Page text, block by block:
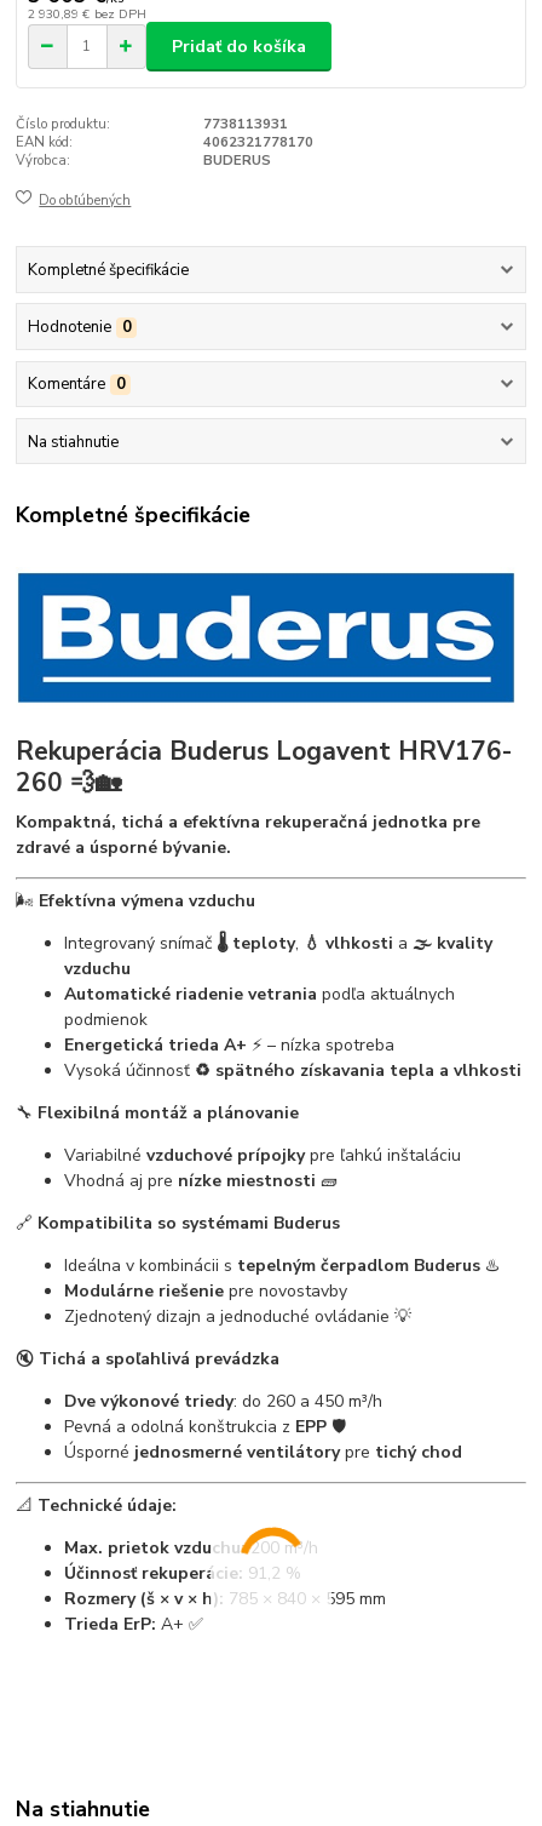
2 930,89 € bez DPH
Pridať do košíka
Číslo produktu:
7738113931
EAN kód:
4062321778170
Výrobca:
BUDERUS
Do obľúbených
Kompletné špecifikácie
Hodnotenie 0
Komentáre 0
Na stiahnutie
Kompletné špecifikácie
Rekuperácia Buderus Logavent HRV176-
260 💨🏡
Kompaktná, tichá a efektívna rekuperačná jednotka pre
zdravé a úsporné bývanie.
🌬️ Efektívna výmena vzduchu
Integrovaný snímač 🌡️ teploty, 💧 vlhkosti a🌫️ kvality
vzduchu
Automatické riadenie vetrania podľa aktuálnych
podmienok
Energetická trieda A+ ⚡ – nízka spotreba
Vysoká účinnosť ♻️ spätného získavania tepla a vlhkosti
🔧 Flexibilná montáž a plánovanie
Variabilnévzduchové prípojkypre ľahkú inštaláciu
Vhodná aj pre nízke miestnosti 🧱
🔗 Kompatibilita so systémami Buderus
Ideálna v kombinácii s tepelným čerpadlom Buderus ♨️
Modulárne riešenie pre novostavby
Zjednotený dizajn a jednoduché ovládanie 💡
🔇 Tichá a spoľahlivá prevádzka
Dve výkonové triedy: do 260 a 450 m³/h
Pevná a odolná konštrukcia z EPP 🛡️
Úsporné jednosmerné ventilátorypre tichý chod
📐 Technické údaje:
Max. prietok vzduchu:200 m³/h
Účinnosť rekuperácie: 91,2 %
Rozmery (š × v × h): 785 × 840 × 595 mm
Trieda ErP: A+ ✅
Na stiahnutie